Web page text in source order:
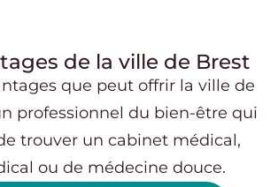
de la ville de Brest
que peut offrir la ville de
professionnel du bien-être qui
trouver un cabinet médical,
ou de médecine douce.